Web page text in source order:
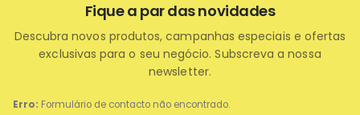
Erro: Formulário de contacto não encontrado.
Fique a par das novidades
Descubra novos produtos, campanhas especiais e ofertas
exclusivas para o seu negócio. Subscreva a nossa
newsletter.